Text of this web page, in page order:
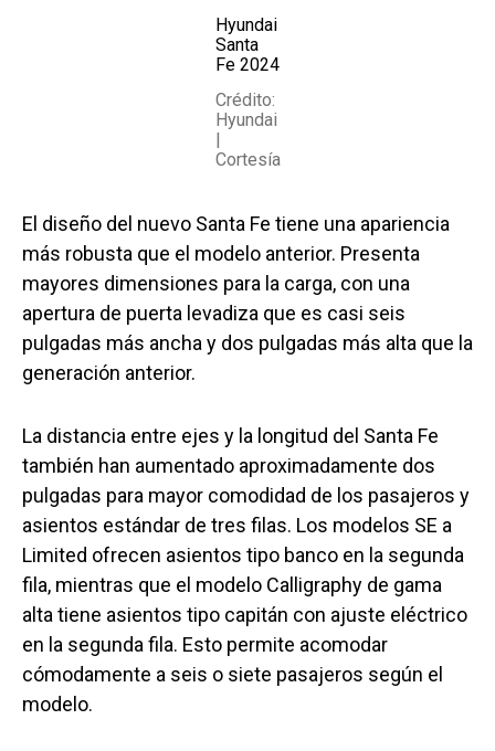
Hyundai
Santa
Fe 2024
Crédito:
Hyundai
|
Cortesía
El diseño del nuevo Santa Fe tiene una apariencia
más robusta que el modelo anterior. Presenta
mayores dimensiones para la carga, con una
apertura de puerta levadiza que es casi seis
pulgadas más ancha y dos pulgadas más alta que la
generación anterior.
La distancia entre ejes y la longitud del Santa Fe
también han aumentado aproximadamente dos
pulgadas para mayor comodidad de los pasajeros y
asientos estándar de tres filas. Los modelos SE a
Limited ofrecen asientos tipo banco en la segunda
fila, mientras que el modelo Calligraphy de gama
alta tiene asientos tipo capitán con ajuste eléctrico
en la segunda fila. Esto permite acomodar
cómodamente a seis o siete pasajeros según el
modelo.